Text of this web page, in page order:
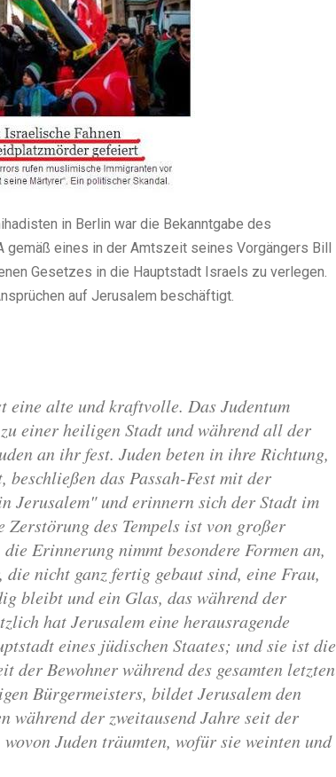
in Berlin war die Bekanntgabe des
gemäß eines in der Amtszeit seines Vorgängers Bill
Gesetzes in die Hauptstadt Israels zu verlegen.
auf Jerusalem beschäftigt.
eine alte und kraftvolle. Das Judentum
einer heiligen Stadt und während all der
an ihr fest. Juden beten in ihre Richtung,
das Passah-Fest mit der
Jerusalem" und erinnern sich der Stadt im
des Tempels ist von großer
Erin­nerung nimmt besondere Formen an,
nicht ganz fertig gebaut sind, eine Frau,
bleibt und ein Glas, das während der
hat Jerusalem eine herausragende
eines jüdischen Staates; und sie ist die
der Bewohner während des gesamten letzten
Bürgermeisters, bildet Jerusalem den
während der zweitausend Jahre seit der
Juden träumten, wofür sie weinten und